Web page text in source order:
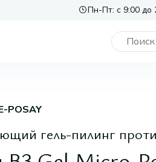
Пн-Пт: с 9:00 до
POSAY
гель-пилинг